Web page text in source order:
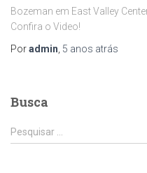
Bozeman em East Valley
Confira o Video!
Poradmin 5 anos atrás
Busca
P
e
Pesquisar …